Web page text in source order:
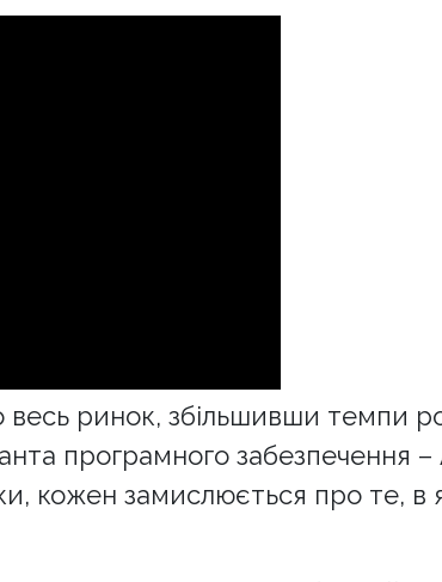
ринок, збільшивши темпи
програмного забезпечення
кожен замислюється про те,